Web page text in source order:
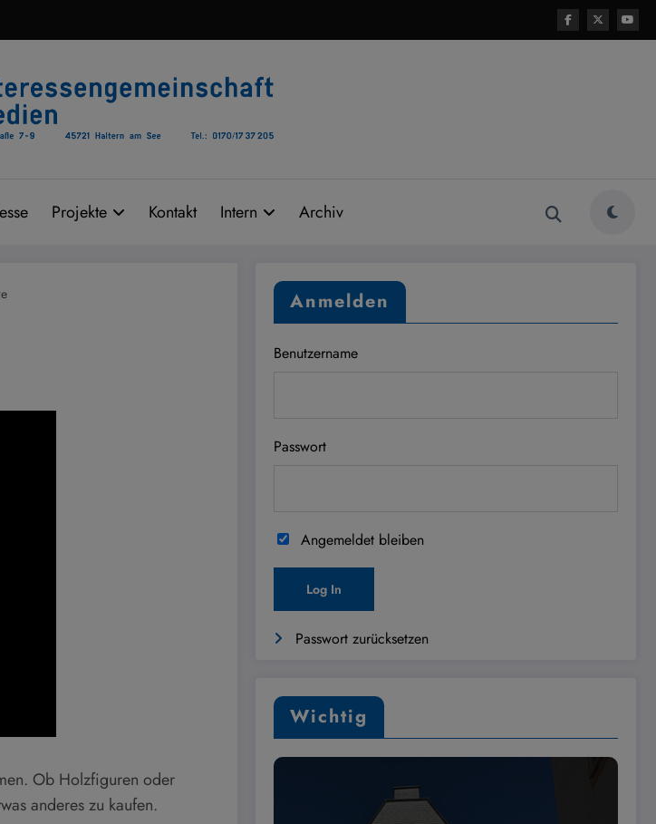
Projekte Kontakt Intern Archiv
Ob Holzfiguren oder
anderes zu kaufen.
Anmelden
Benutzername
Passwort
Angemeldet bleiben
Passwort zurücksetzen
Wichtig